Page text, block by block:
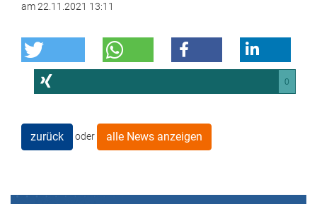
am22.11.2021 13:11
0
zurück oder alle News anzeigen